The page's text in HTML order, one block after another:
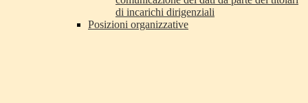
di incarichi dirigenziali
Posizioni organizzative